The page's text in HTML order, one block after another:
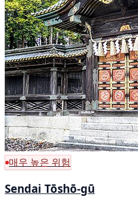
매우 높은 위험
Sendai Tōshō-gū